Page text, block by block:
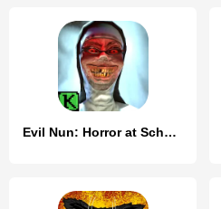
Evil Nun: Horror at School